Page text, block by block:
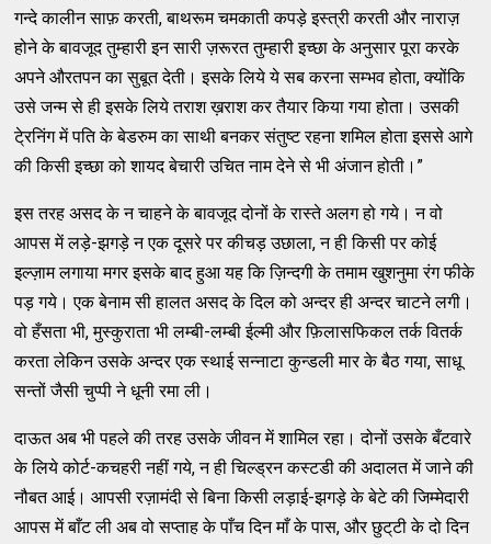
गन्‍दे कालीन साफ़ करती, बाथरूम चमकाती कपड़े इस्‍त्री करती और नाराज़
होने के बावजूद तुम्‍हारी इन सारी ज़रूरत तुम्‍हारी इच्‍छा के अनुसार पूरा करके
अपने औरतपन का सुबूत देती। इसके लिये ये सब करना सम्‍भव होता, क्‍योंकि
उसे जन्‍म से ही इसके लिये तराश ख़राश कर तैयार किया गया होता। उसकी
टे्रनिंग में पति के बेडरुम का साथी बनकर संतुष्‍ट रहना शमिल होता इससे आगे
की किसी इच्‍छा को शायद बेचारी उचित नाम देने से भी अंजान होती।”
इस तरह असद के न चाहने के बावजूद दोनों के रास्‍ते अलग हो गये। न वो
आपस में लड़े-झगड़े न एक दूसरे पर कीचड़ उछाला, न ही किसी पर कोई
इल्‍ज़ाम लगाया मगर इसके बाद हुआ यह कि ज़िन्‍दगी के तमाम खुशनुमा रंग फीके
पड़ गये। एक बेनाम सी हालत असद के दिल को अन्‍दर ही अन्‍दर चाटने लगी।
वो हँसता भी, मुस्‍कुराता भी लम्‍बी-लम्‍बी ईल्‍मी और फ़िलासफिकल तर्क वितर्क
करता लेकिन उसके अन्‍दर एक स्‍थाई सन्‍नाटा कुन्‍डली मार के बैठ गया, साधू
सन्‍तों जैसी चुप्‍पी ने धूनी रमा ली।
दाऊत अब भी पहले की तरह उसके जीवन में शामिल रहा। दोनों उसके बँटवारे
के लिये कोर्ट-कचहरी नहीं गये, न ही चिल्‍ड्रन कस्‍टडी की अदालत में जाने की
नौबत आई। आपसी रज़ामंदी से बिना किसी लड़ाई-झगड़े के बेटे की जिम्‍मेदारी
आपस में बाँट ली अब वो सप्‍ताह के पाँच दिन माँ के पास, और छुट्‌टी के दो दिन